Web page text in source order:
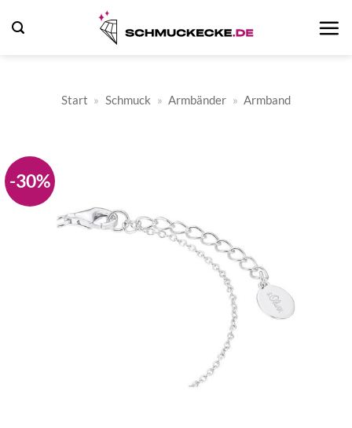
Inhalt
Start » Schmuck » Armbänder » Armband
-30%